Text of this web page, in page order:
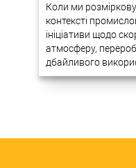
Коли ми
контексті
ініціативи щодо
атмосферу,
дбайливого
питанням справді